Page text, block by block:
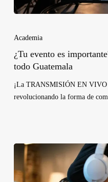
Academia
¿Tu evento es
todo Guatemala
¡La TRANSMISIÓN EN
revolucionando la forma de